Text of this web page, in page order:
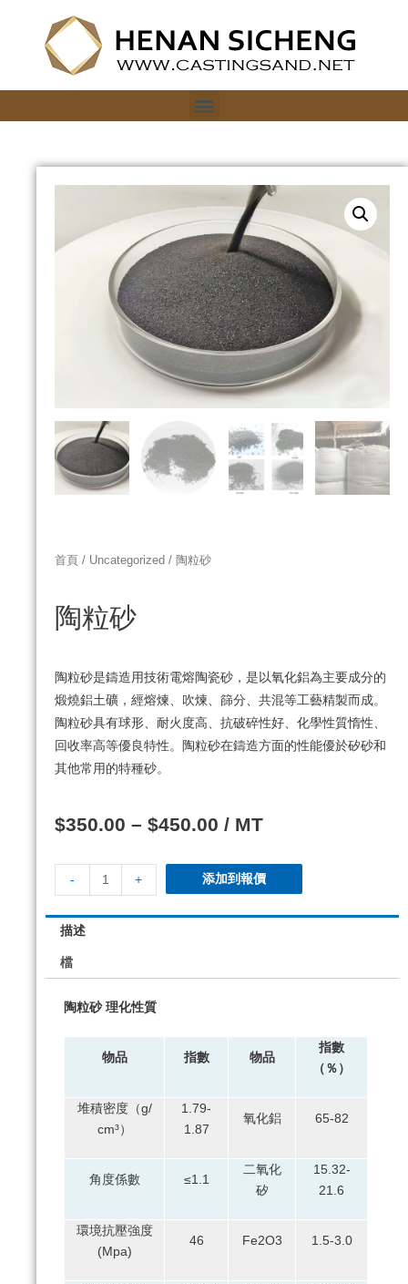
首頁 / Uncategorized / 陶粒砂
陶粒砂
陶粒砂是鑄造用技術電熔陶瓷砂，是以氧化鋁為主要成分的
煅燒鋁土礦，經熔煉、吹煉、篩分、共混等工藝精製而成。
陶粒砂具有球形、耐火度高、抗破碎性好、化學性質惰性、
回收率高等優良特性。陶粒砂在鑄造方面的性能優於矽砂和
其他常用的特種砂。
$350.00 – $450.00 / MT
- + 添加到報價
描述
檔
陶粒砂 理化性質
物品 指數 物品
指數
（％）
堆積密度（g/
cm³）
1.79-
1.87
氧化鋁 65-82
角度係數 ≤1.1
二氧化
矽
15.32-
21.6
環境抗壓強度
(Mpa)
46 Fe2O3 1.5-3.0